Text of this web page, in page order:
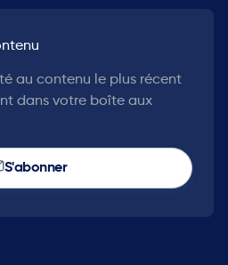
au contenu le plus récent
dans votre boîte aux
S'abonner